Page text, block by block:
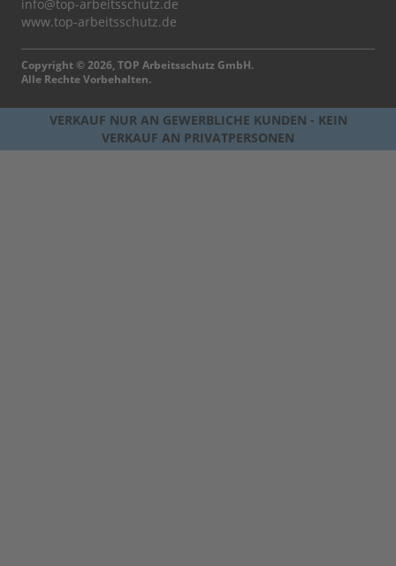
info@top-arbeitsschutz.de
www.top-arbeitsschutz.de
Copyright © 2026, TOP Arbeitsschutz GmbH.
Alle Rechte Vorbehalten.
VERKAUF NUR AN GEWERBLICHE KUNDEN - KEIN
VERKAUF AN PRIVATPERSONEN